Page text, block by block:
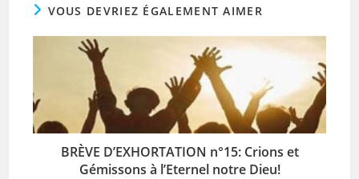
VOUS DEVRIEZ ÉGALEMENT AIMER
BRÈVE D’EXHORTATION n°15: Crions et
Gémissons à l’Eternel notre Dieu!